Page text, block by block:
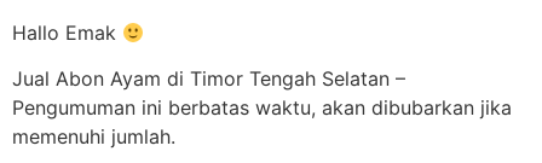
Hallo Emak
Jual Abon Ayam di Timor Tengah Selatan –
Pengumuman ini berbatas waktu, akan dibubarkan jika
memenuhi jumlah.